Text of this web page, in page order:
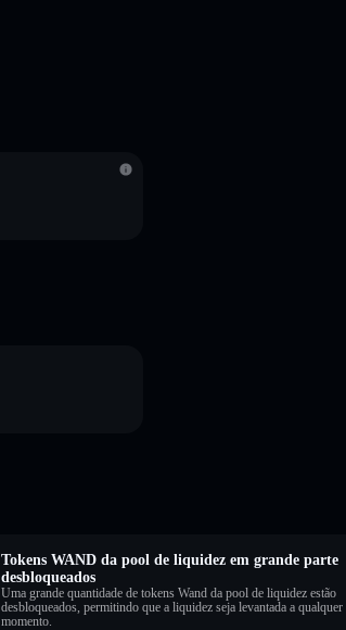
Tokens WAND da pool de liquidez em grande parte
desbloqueados
Uma grande quantidade de tokens Wand da pool de liquidez estão
desbloqueados, permitindo que a liquidez seja levantada a qualquer
momento.